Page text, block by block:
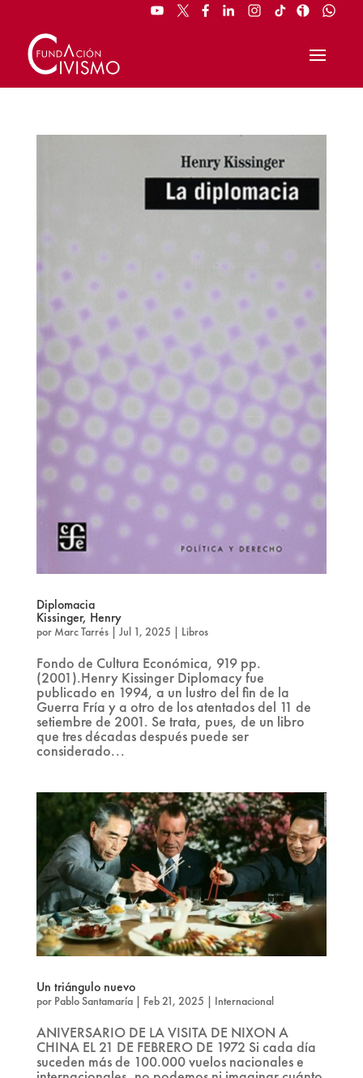
Diplomacia
Kissinger, Henry
por Marc Tarrés| Jul 1, 2025 | Libros
Fondo de Cultura Económica, 919 pp.
(2001).Henry Kissinger Diplomacy fue
publicado en 1994, a un lustro del fin de la
Guerra Fría y a otro de los atentados del 11 de
setiembre de 2001. Se trata, pues, de un libro
que tres décadas después puede ser
considerado...
Un triángulo nuevo
por Pablo Santamaría| Feb 21, 2025 | Internacional
ANIVERSARIO DE LA VISITA DE NIXON A
CHINA EL 21 DE FEBRERO DE 1972 Si cada día
suceden más de 100.000 vuelos nacionales e